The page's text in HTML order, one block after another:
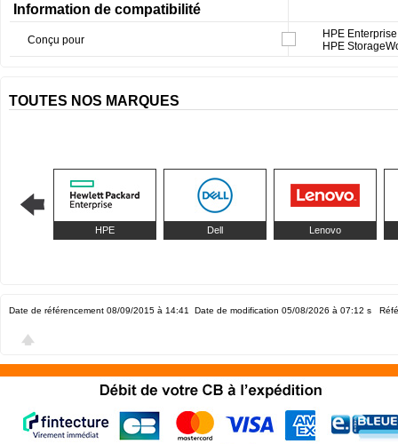
Information de compatibilité
Conçu pour
HPE
HPE
TOUTES NOS MARQUES
HPE Dell Lenovo
Date de référencement 08/09/2015 à 14:41 Date de modification 05/08/2026 à 07:12 s